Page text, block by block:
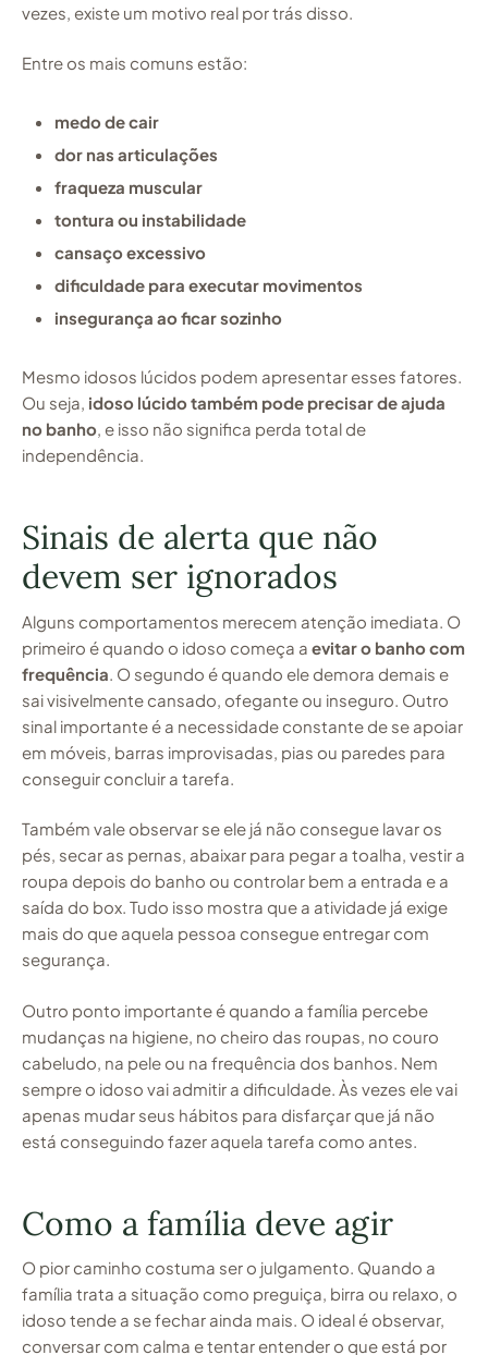
vezes, existe um motivo real por trás disso.
Entre os mais comuns estão:
medo de cair
dor nas articulações
fraqueza muscular
tontura ou instabilidade
cansaço excessivo
dificuldade para executar movimentos
insegurança ao ficar sozinho
Mesmo idosos lúcidos podem apresentar esses fatores.
Ou seja, idoso lúcido também pode precisar de ajuda
no banho, e isso não significa perda total de
independência.
Sinais de alerta que não
devem ser ignorados
Alguns comportamentos merecem atenção imediata. O
primeiro é quando o idoso começa a evitar o banho com
frequência . O segundo é quando ele demora demais e
sai visivelmente cansado, ofegante ou inseguro. Outro
sinal importante é a necessidade constante de se apoiar
em móveis, barras improvisadas, pias ou paredes para
conseguir concluir a tarefa.
Também vale observar se ele já não consegue lavar os
pés, secar as pernas, abaixar para pegar a toalha, vestir a
roupa depois do banho ou controlar bem a entrada e a
saída do box. Tudo isso mostra que a atividade já exige
mais do que aquela pessoa consegue entregar com
segurança.
Outro ponto importante é quando a família percebe
mudanças na higiene, no cheiro das roupas, no couro
cabeludo, na pele ou na frequência dos banhos. Nem
sempre o idoso vai admitir a dificuldade. Às vezes ele vai
apenas mudar seus hábitos para disfarçar que já não
está conseguindo fazer aquela tarefa como antes.
Como a família deve agir
O pior caminho costuma ser o julgamento. Quando a
família trata a situação como preguiça, birra ou relaxo, o
idoso tende a se fechar ainda mais. O ideal é observar,
conversar com calma e tentar entender o que está por